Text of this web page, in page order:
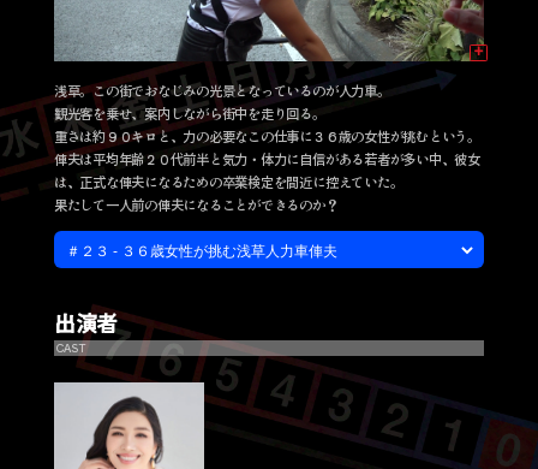
浅草。この街でおなじみの光景となっているのが人力車。
観光客を乗せ、案内しながら街中を走り回る。
重さは約９０キロと、力の必要なこの仕事に３６歳の女性が挑むという。
俥夫は平均年齢２０代前半と気力・体力に自信がある若者が多い中、彼女
は、正式な俥夫になるための卒業検定を間近に控えていた。
果たして一人前の俥夫になることができるのか？
出演者
CAST